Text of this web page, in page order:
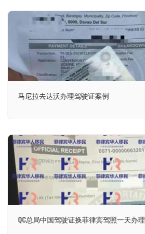
马尼拉去达沃办理驾驶证案例
QC总局中国驾驶证换菲律宾驾照一天办理